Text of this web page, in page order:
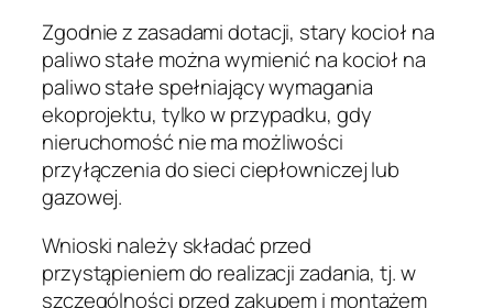
Zgodnie z zasadami dotacji, stary kocioł na
paliwo stałe można wymienić na kocioł na
paliwo stałe spełniający wymagania
ekoprojektu, tylko w przypadku, gdy
nieruchomość nie ma możliwości
przyłączenia do sieci ciepłowniczej lub
gazowej.
Wnioski należy składać przed
przystąpieniem do realizacji zadania, tj. w
szczególności przed zakupem i montażem